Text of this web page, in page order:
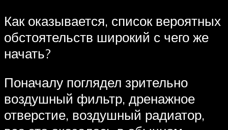
Как оказывается, список вероятных
обстоятельств широкий с чего же
начать?
Поначалу поглядел зрительно
воздушный фильтр, дренажное
отверстие, воздушный радиатор,